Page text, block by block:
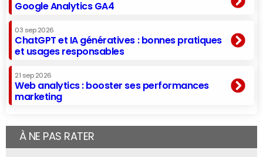
Google Analytics GA4
03 sep 2026
ChatGPT et IA génératives : bonnes pratiques
et usages responsables
21 sep 2026
Web analytics : booster ses performances
marketing
À NE PAS RATER